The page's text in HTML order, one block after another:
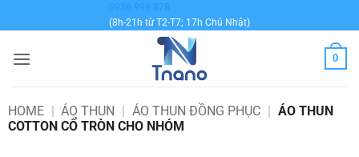
qua
dung
0936 999 878
(8h-21h từ T2-T7; 17h Chủ Nhật)
0
HOME | ÁO THUN | ÁO THUN ĐỒNG PHỤC | ÁO THUN
COTTON CỔ TRÒN CHO NHÓM